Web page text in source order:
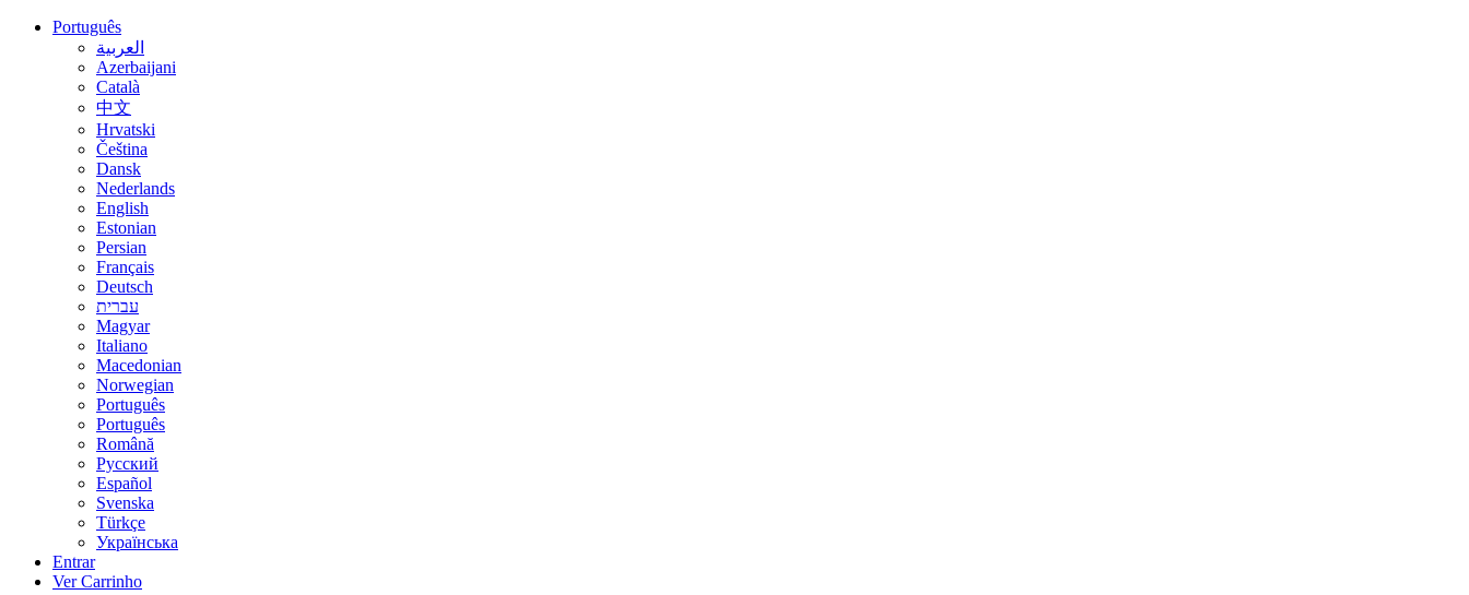
Português
العربية
Azerbaijani
Català
中文
Hrvatski
Čeština
Dansk
Nederlands
English
Estonian
Persian
Français
Deutsch
עברית
Magyar
Italiano
Macedonian
Norwegian
Português
Português
Română
Русский
Español
Svenska
Türkçe
Українська
Entrar
Ver Carrinho